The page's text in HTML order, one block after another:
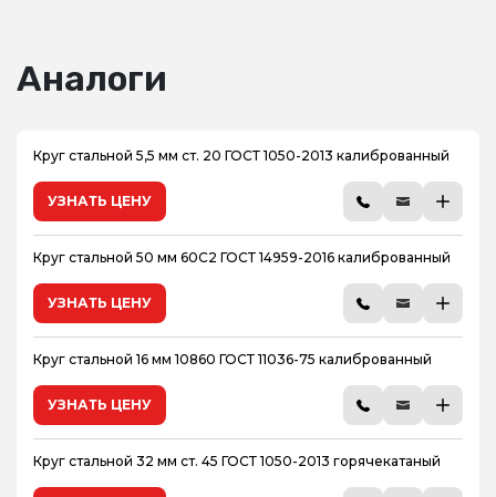
Аналоги
Круг стальной 5,5 мм ст. 20 ГОСТ 1050-2013 калиброванный
УЗНАТЬ ЦЕНУ
Круг стальной 50 мм 60С2 ГОСТ 14959-2016 калиброванный
УЗНАТЬ ЦЕНУ
Круг стальной 16 мм 10860 ГОСТ 11036-75 калиброванный
УЗНАТЬ ЦЕНУ
Круг стальной 32 мм ст. 45 ГОСТ 1050-2013 горячекатаный